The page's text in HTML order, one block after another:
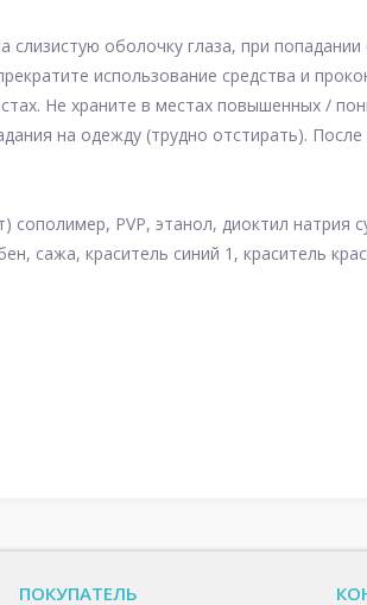
слизистую оболочку глаза, при
использование средства и
Не храните в местах повышенных /
на одежду (трудно отстирать).
сополимер, PVP, этанол, диоктил натрия
сажа, краситель синий 1, краситель
ПОКУПАТЕЛЬ